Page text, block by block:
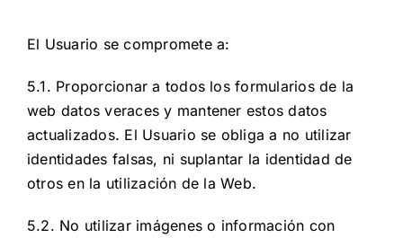
El Usuario se compromete a:
5.1. Proporcionar a todos los formularios de la
web datos veraces y mantener estos datos
actualizados. El Usuario se obliga a no utilizar
identidades falsas, ni suplantar la identidad de
otros en la utilización de la Web.
5.2. No utilizar imágenes o información con